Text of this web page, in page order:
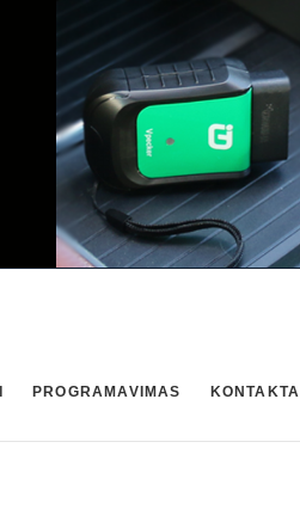
PROGRAMAVIMAS KONTAKTAI